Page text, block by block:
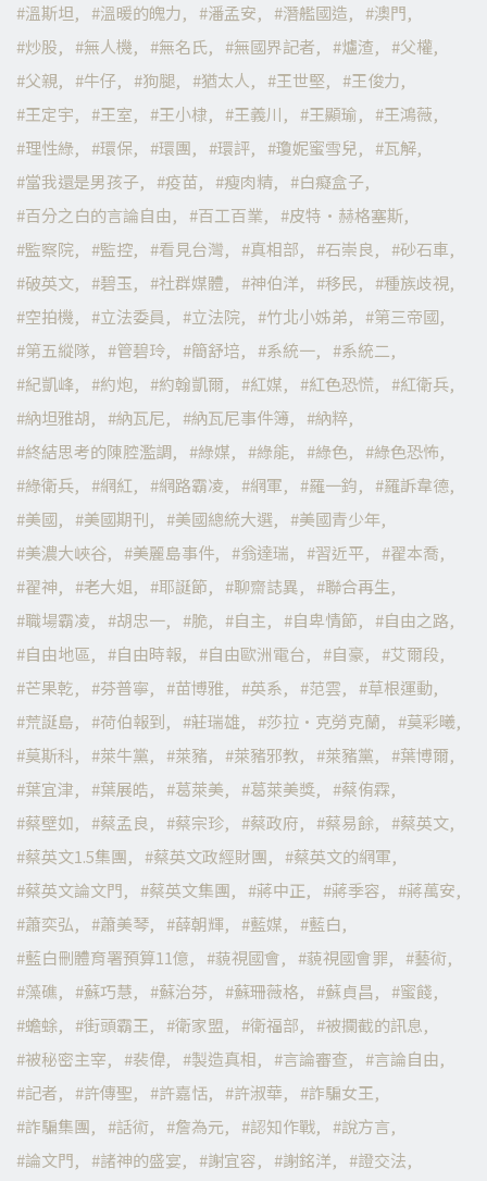
溫斯坦
溫暖的魄力 潘孟安 潛艦國造
澳門
炒股
無人機 無名氏 無國界記者 爐渣
父權
父親
牛仔 狗腿 猶太人 王世堅
王俊力
王定宇
王室 王小棣 王義川 王顯瑜
王鴻薇
理性綠
環保 環團 環評 瓊妮蜜雪兒
瓦解
當我還是男孩子
疫苗 瘦肉精
白癡盒子
百分之白的言論自由
百工百業
皮特·赫格塞斯
監察院
監控 看見台灣 真相部 石崇良
砂石車
破英文
碧玉 社群媒體 神伯洋 移民
種族歧視
空拍機
立法委員 立法院 竹北小姊弟
第三帝國
第五縱隊
管碧玲 簡舒培 系統一
系統二
紀凱峰
約炮 約翰凱爾 紅媒 紅色恐慌
紅衛兵
納坦雅胡
納瓦尼 納瓦尼事件簿
納粹
終結思考的陳腔濫調
綠媒 綠能 綠色
綠色恐怖
綠衛兵
網紅 網路霸凌 網軍 羅一鈞
羅訴韋德
美國
美國期刊 美國總統大選
美國青少年
美濃大峽谷
美麗島事件 翁達瑞 習近平
翟本喬
翟神
老大姐 耶誕節 聊齋誌異
聯合再生
職場霸凌
胡忠一 脆 自主 自卑情節
自由之路
自由地區
自由時報 自由歐洲電台 自豪
艾爾段
芒果乾
芬普寧 苗博雅 英系 范雲
草根運動
荒誕島
荷伯報到 莊瑞雄 莎拉·克勞克蘭
莫彩曦
莫斯科
萊牛黨 萊豬 萊豬邪教 萊豬黨
葉博爾
葉宜津
葉展皓 葛萊美 葛萊美獎
蔡侑霖
蔡壁如
蔡孟良 蔡宗珍 蔡政府 蔡易餘
蔡英文
蔡英文1.5集團
蔡英文政經財團
蔡英文的網軍
蔡英文論文門
蔡英文集團 蔣中正 蔣季容
蔣萬安
蕭奕弘
蕭美琴 薛朝輝 藍媒
藍白
藍白刪體育署預算11億
藐視國會 藐視國會罪
藝術
藻礁
蘇巧慧 蘇治芬 蘇珊薇格 蘇貞昌
蜜餞
蟾蜍
街頭霸王 衛家盟 衛福部
被攔截的訊息
被秘密主宰
裴偉 製造真相 言論審查
言論自由
記者
許傳聖 許嘉恬 許淑華
詐騙女王
詐騙集團
話術 詹為元 認知作戰
說方言
論文門
諸神的盛宴 謝宜容 謝銘洋
證交法